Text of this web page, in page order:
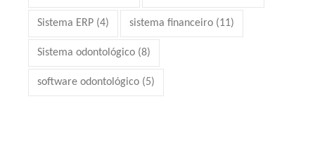
Sistema ERP (4) sistema financeiro (11)
Sistema odontológico (8)
software odontológico (5)